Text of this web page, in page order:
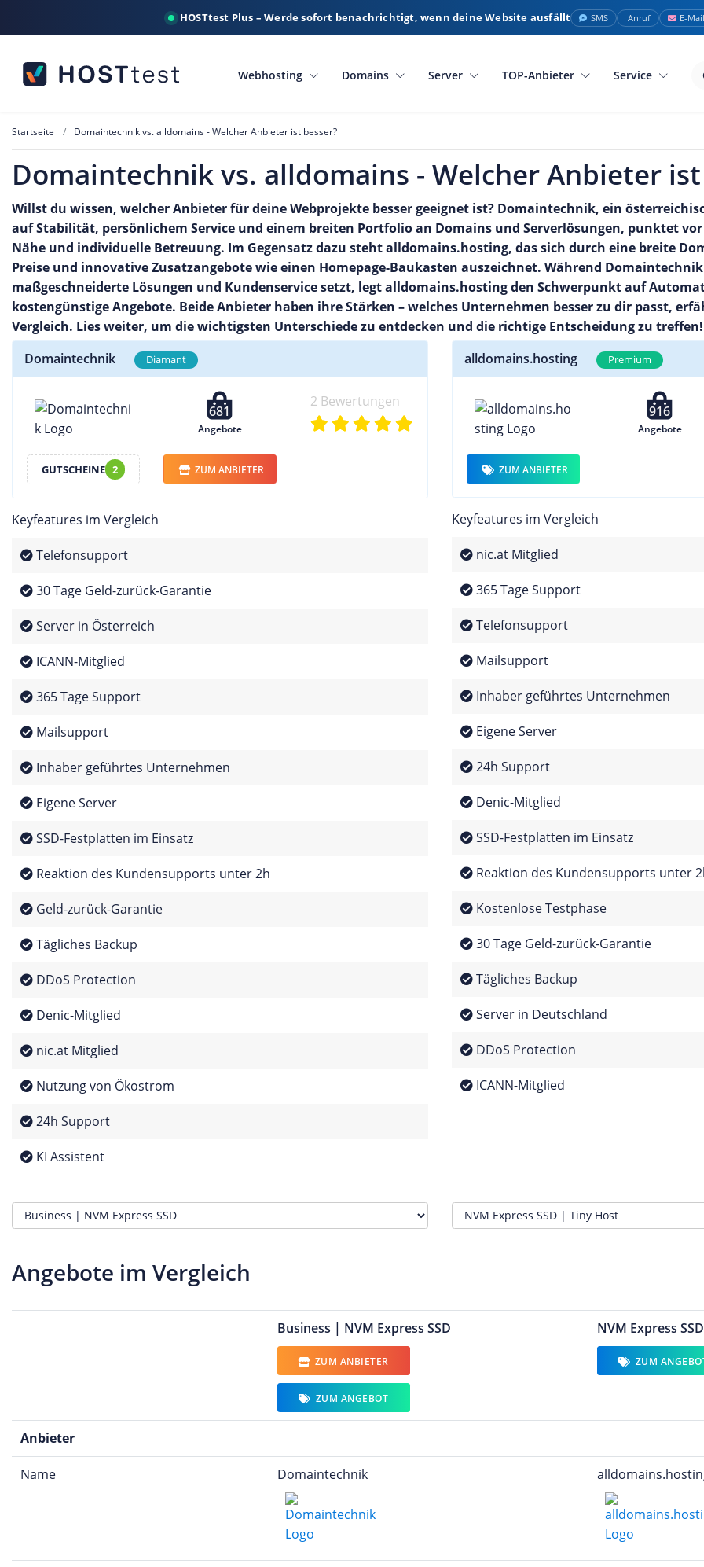
HOSTtest Plus – Werde sofort benachrichtigt, wenn deine Website ausfällt SMS Anruf E-Mail
Webhosting Domains Server TOP-Anbieter Service
Startseite Domaintechnik vs. alldomains - Welcher Anbieter ist besser?
Domaintechnik vs. alldomains - Welcher Anbieter ist
Willst du wissen, welcher Anbieter für deine Webprojekte besser geeignet ist? Domaintechnik, ein
auf Stabilität, persönlichem Service und einem breiten Portfolio an Domains und Serverlösungen, punktet
Nähe und individuelle Betreuung. Im Gegensatz dazu steht alldomains.hosting, das sich durch eine breite
Preise und innovative Zusatzangebote wie einen Homepage-Baukasten auszeichnet. Während
maßgeschneiderte Lösungen und Kundenservice setzt, legt alldomains.hosting den Schwerpunkt auf
kostengünstige Angebote. Beide Anbieter haben ihre Stärken – welches Unternehmen besser zu dir passt,
Vergleich. Lies weiter, um die wichtigsten Unterschiede zu entdecken und die richtige Entscheidung zu treffen!
Domaintechnik
Diamant
681
Angebote
2 Bewertungen
GUTSCHEINE 2 ZUM ANBIETER
Keyfeatures im Vergleich
Telefonsupport
30 Tage Geld-zurück-Garantie
Server in Österreich
ICANN-Mitglied
365 Tage Support
Mailsupport
Inhaber geführtes Unternehmen
Eigene Server
SSD-Festplatten im Einsatz
Reaktion des Kundensupports unter 2h
Geld-zurück-Garantie
Tägliches Backup
DDoS Protection
Denic-Mitglied
nic.at Mitglied
Nutzung von Ökostrom
24h Support
KI Assistent
alldomains.hosting Premium
916
Angebote
ZUM ANBIETER
Keyfeatures im Vergleich
nic.at Mitglied
365 Tage Support
Telefonsupport
Mailsupport
Inhaber geführtes Unternehmen
Eigene Server
24h Support
Denic-Mitglied
SSD-Festplatten im Einsatz
Reaktion des Kundensupports unter
Kostenlose Testphase
30 Tage Geld-zurück-Garantie
Tägliches Backup
Server in Deutschland
DDoS Protection
ICANN-Mitglied
Angebote im Vergleich
Business | NVM Express SSD
ZUM ANBIETER
ZUM ANGEBOT
NVM Express
ZUM
Anbieter
Name Domaintechnik